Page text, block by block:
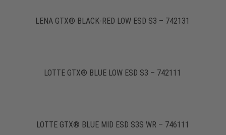
LENA GTX® BLACK-RED LOW ESD S3 – 742131
LOTTE GTX® BLUE LOW ESD S3 – 742111
LOTTE GTX® BLUE MID ESD S3S WR – 746111